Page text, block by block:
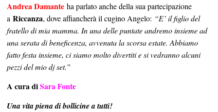
Andrea Damante ha parlato anche della sua partecipazione
a Riccanza, dove affiancherà il cugino Angelo: “E’ il figlio del
fratello di mia mamma. In una delle puntate andremo insieme ad
una serata di beneficenza, avvenuta la scorsa estate. Abbiamo
fatto festa insieme, ci siamo molto divertiti e si vedranno alcuni
pezzi del mio dj set.”
A cura diSara Fonte
Una vita piena di bollicine a tutti!